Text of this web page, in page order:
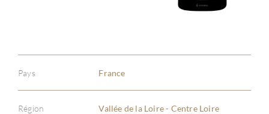
Pays France
Région Vallée de la Loire - Centre Loire